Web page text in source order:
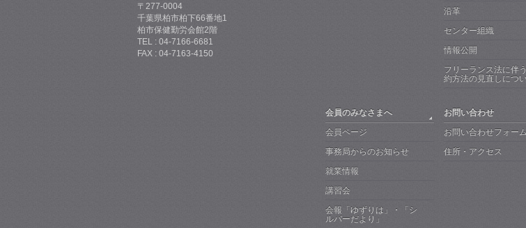
〒277-0004
千葉県柏市柏下66番地1
柏市保健勤労会館2階
TEL : 04-7166-6681
FAX : 04-7163-4150
沿革
センター組織
情報公開
フリーランス法に伴
約方法の見直しにつ
会員のみなさまへ
会員ページ
事務局からのお知らせ
就業情報
講習会
会報「ゆずりは」・「シ
ルバーだより」
お問い合わせ
お問い合わせフォーム
住所・アクセス